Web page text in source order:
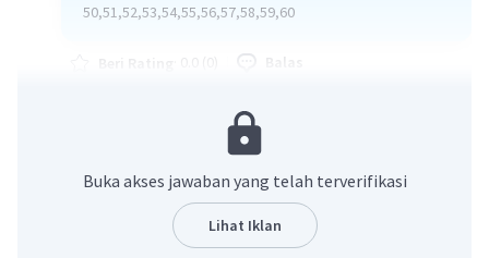
50,51,52,53,54,55,56,57,58,59,60
Balas
Level 1
Ragam = / 5(10)= 2
Simpangan baku
V= 55/5-(5/5)
Buka akses jawaban yang telah terverifikasi
Lihat Iklan